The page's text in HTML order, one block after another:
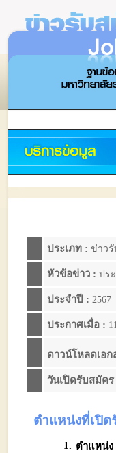
ประเภท : ข่าวรั
หัวข้อข่าว : ปร
ประจำปี : 2567
ประกาศเมื่อ :
ดาวน์โหลดเอก
วันเปิดรับสมัคร
ตำแหน่งที่เปิด
1. ตำแหน่ง